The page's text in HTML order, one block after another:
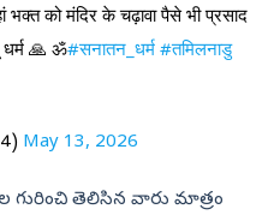
भक्त को मंदिर के चढ़ावा पैसे भी प्रसाद
धर्म 🙏 ॐ#सनातन_धर्म #तमिलनाडु
May 13, 2026
తెలిసిన వారు మాత్రం